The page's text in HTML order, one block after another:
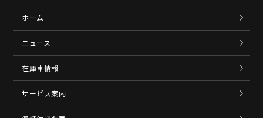
ホーム
ニュース
在庫車情報
サービス案内